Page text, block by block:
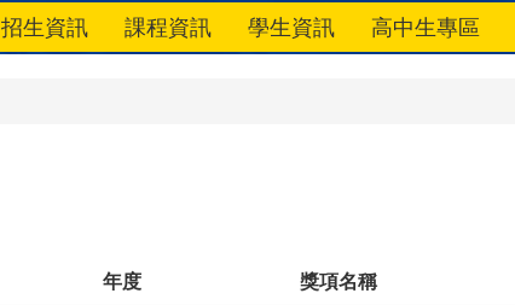
招生資訊 課程資訊 學生資訊 高中生專區
年度 獎項名稱